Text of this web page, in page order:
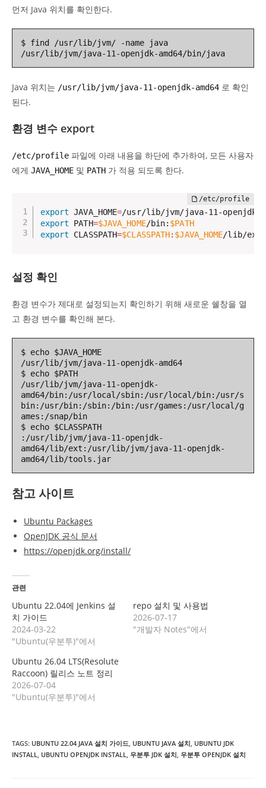
먼저 Java 위치를 확인한다.
$ find /usr/lib/jvm/ -name java
/usr/lib/jvm/java-11-openjdk-amd64/bin/java
Java 위치는 /usr/lib/jvm/java-11-openjdk-amd64 로 확인
된다.
환경 변수 export
/etc/profile 파일에 아래 내용을 하단에 추가하여, 모든 사용자
에게 JAVA_HOME 및 PATH 가 적용 되도록 한다.
export JAVA_HOME=
export PATH=$JAVA_HOME/bin: $PATH
export CLASSPATH=$CLASSPATH: $JAVA_HOME/lib/ext:
설정 확인
환경 변수가 제대로 설정되는지 확인하기 위해 새로운 쉘창을 열
고 환경 변수를 확인해 본다.
$ echo $JAVA_HOME
/usr/lib/jvm/java-11-openjdk-amd64
$ echo $PATH
/usr/lib/jvm/java-11-openjdk-
amd64/bin:/usr/local/sbin:/usr/local/bin:/usr/s
bin:/usr/bin:/sbin:/bin:/usr/games:/usr/local/g
ames:/snap/bin
$ echo $CLASSPATH
:/usr/lib/jvm/java-11-openjdk-
amd64/lib/ext:/usr/lib/jvm/java-11-openjdk-
amd64/lib/tools.jar
참고 사이트
Ubuntu Packages
OpenJDK 공식 문서
https://openjdk.org/install/
관련
Ubuntu 22.04에 Jenkins 설
치 가이드
2024-03-22
"Ubuntu(우분투)"에서
repo 설치 및 사용법
2026-07-17
"개발자 Notes"에서
Ubuntu 26.04 LTS(Resolute
Raccoon) 릴리스 노트 정리
2026-07-04
"Ubuntu(우분투)"에서
TAGS: UBUNTU 22.04 JAVA 설치 가이드 UBUNTU JAVA 설치 UBUNTU JDK
INSTALL
UBUNTU OPENJDK INSTALL 우분투 JDK 설치 우분투 OPENJDK 설치